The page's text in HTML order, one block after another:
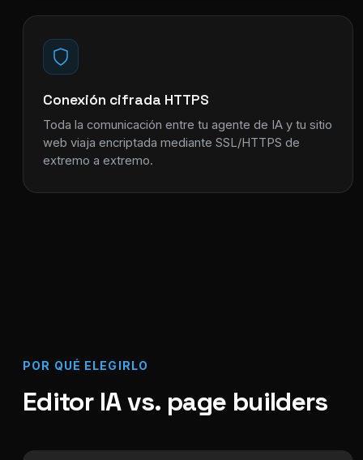
Conexión cifrada HTTPS
Toda la comunicación entre tu agente de IA y tu sitio
web viaja encriptada mediante SSL/HTTPS de
extremo a extremo.
POR QUÉ ELEGIRLO
Editor IA vs. page builders